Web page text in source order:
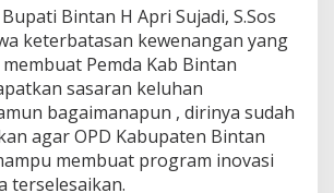
u
r
n
Bintan H Apri Sujadi, S.Sos
keterbatasan kewenangan yang
Pemda Kab Bintan
sasaran keluhan
bagaimanapun , dirinya sudah
agar OPD Kabupaten Bintan
membuat program inovasi
terselesaikan.